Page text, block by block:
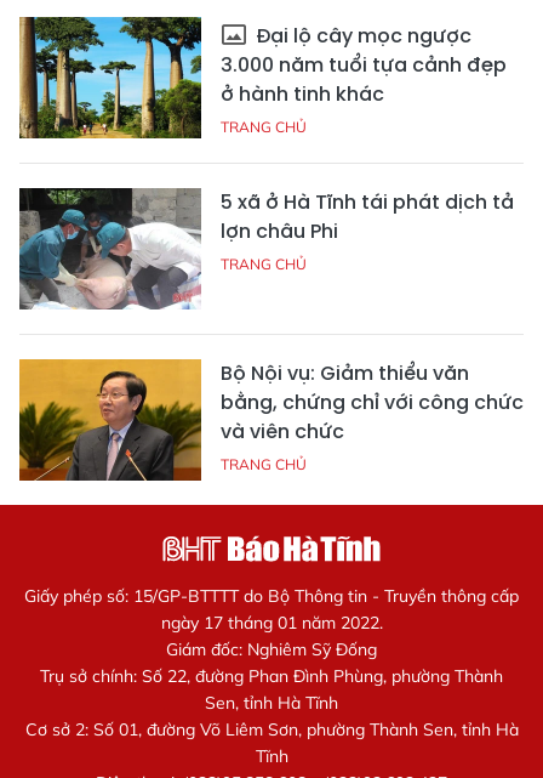
Đại lộ cây mọc ngược
3.000 năm tuổi tựa cảnh đẹp
ở hành tinh khác
TRANG CHỦ
5 xã ở Hà Tĩnh tái phát dịch tả
lợn châu Phi
TRANG CHỦ
Bộ Nội vụ: Giảm thiểu văn
bằng, chứng chỉ với công chức
và viên chức
TRANG CHỦ
Giấy phép số: 15/GP-BTTTT do Bộ Thông tin - Truyền thông cấp
ngày 17 tháng 01 năm 2022.
Giám đốc: Nghiêm Sỹ Đống
Trụ sở chính: Số 22, đường Phan Đình Phùng, phường Thành
Sen, tỉnh Hà Tĩnh
Cơ sở 2: Số 01, đường Võ Liêm Sơn, phường Thành Sen, tỉnh Hà
Tĩnh